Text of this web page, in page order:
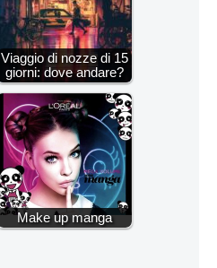
Viaggio di nozze di 15
giorni: dove andare?
Make up manga